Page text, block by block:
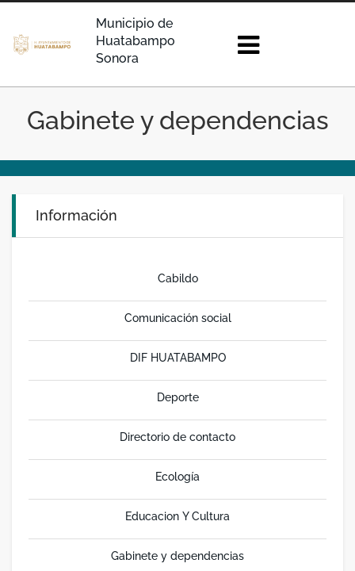
Municipio de
Huatabampo
Sonora
Gabinete y dependencias
Información
Cabildo
Comunicación social
DIF HUATABAMPO
Deporte
Directorio de contacto
Ecología
Educacion Y Cultura
Gabinete y dependencias